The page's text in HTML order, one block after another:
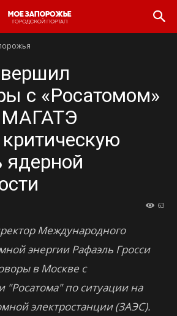
с «Росатомом»
ядерной
63
Международного
энергии Рафаэль Гросси
в Москве с
"Росатома" по ситуации на
электростанции (ЗАЭС).